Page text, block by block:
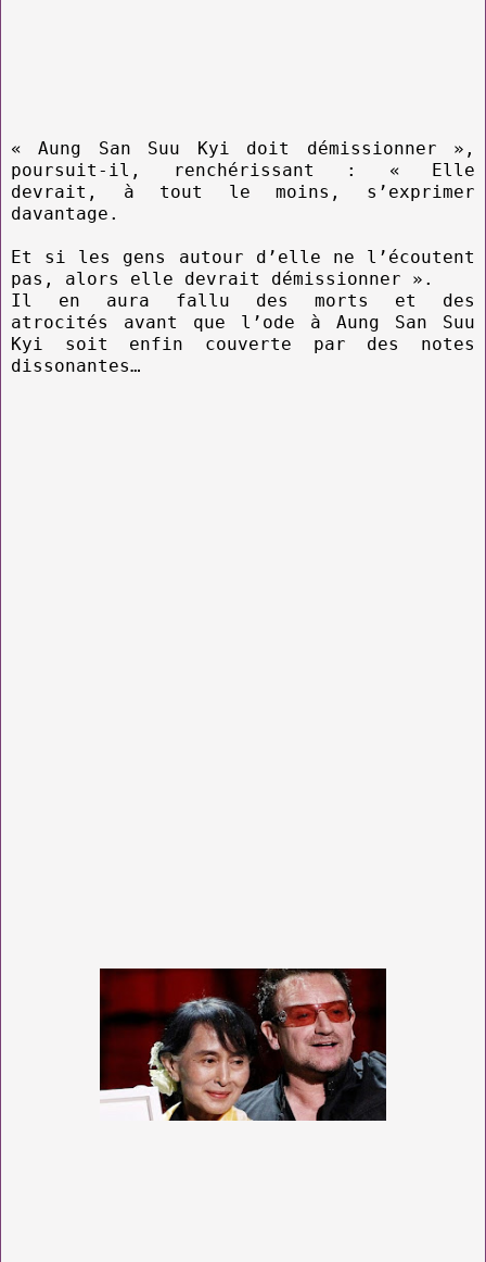
« Aung San Suu Kyi doit démissionner »,
poursuit-il, renchérissant : « Elle
devrait, à tout le moins, s’exprimer
davantage.
Et si les gens autour d’elle ne l’écoutent
pas, alors elle devrait démissionner ».
Il en aura fallu des morts et des
atrocités avant que l’ode à Aung San Suu
Kyi soit enfin couverte par des notes
dissonantes…